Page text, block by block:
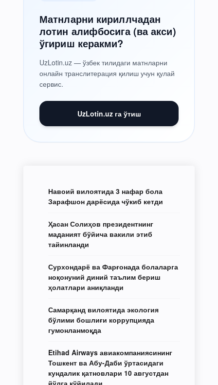
Матнларни кириллчадан
лотин алифбосига (ва акси)
ўгириш керакми?
UzLotin.uz — ўзбек тилидаги матнларни
онлайн транслитерация қилиш учун қулай
сервис.
UzLotin.uz га ўтиш
Навоий вилоятида 3 нафар бола
Зарафшон дарёсида чўкиб кетди
Ҳасан Солиҳов президентнинг
маданият бўйича вакили этиб
тайинланди
Сурхондарё ва Фарғонада болаларга
ноқонуний диний таълим бериш
ҳолатлари аниқланди
Самарқанд вилоятида экология
бўлими бошлиғи коррупцияда
гумонланмоқда
Etihad Airways авиакомпаниясининг
Тошкент ва Абу-Даби ўртасидаги
кундалик қатновлари 10 августдан
йўлга қўйилади